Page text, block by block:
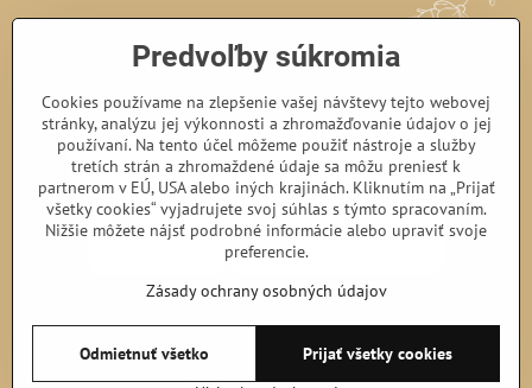
©2026Copyright
Predvoľby súkromia
Zásady ochrany osobných údajov
Podmienky používania
Predvoľby súkromia
Cookies používame na zlepšenie vašej návštevy tejto webovej
stránky, analýzu jej výkonnosti a zhromažďovanie údajov o jej
používaní. Na tento účel môžeme použiť nástroje a služby
tretích strán a zhromaždené údaje sa môžu preniesť k
partnerom v EÚ, USA alebo iných krajinách. Kliknutím na „Prijať
všetky cookies“ vyjadrujete svoj súhlas s týmto spracovaním.
Nižšie môžete nájsť podrobné informácie alebo upraviť svoje
preferencie.
Zásady ochrany osobných údajov
Prijať všetky cookies
Odmietnuť všetko